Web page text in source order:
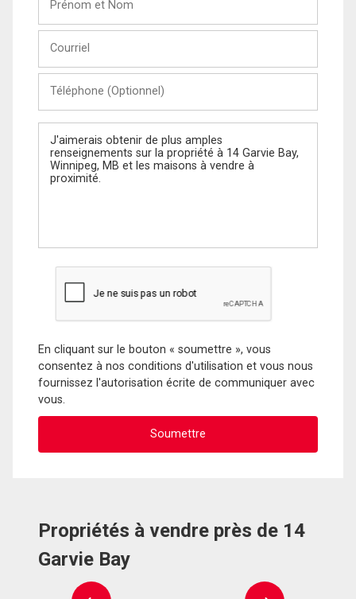
Nom
(Optionnel)
Message
En cliquant sur le bouton « soumettre », vous
consentez à nos conditions d'utilisation et vous nous
fournissez l'autorisation écrite de communiquer avec
vous.
Propriétés à vendre près de 14
Garvie Bay